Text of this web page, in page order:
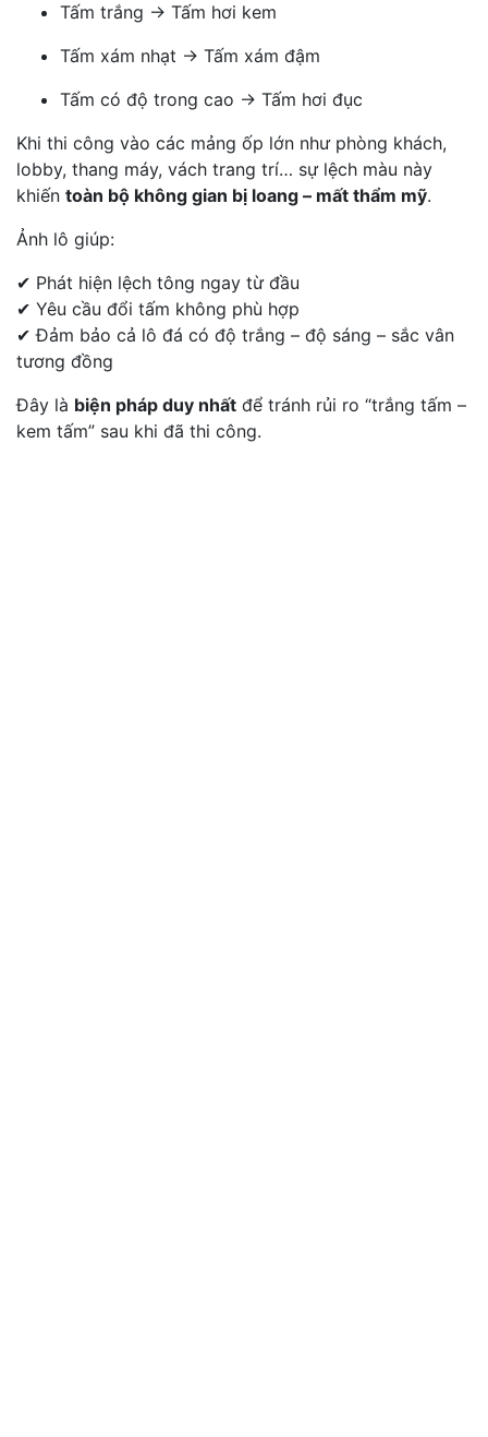
Tấm trắng → Tấm hơi kem
Tấm xám nhạt → Tấm xám đậm
Tấm có độ trong cao → Tấm hơi đục
Khi thi công vào các mảng ốp lớn như phòng khách,
lobby, thang máy, vách trang trí… sự lệch màu này
khiến toàn bộ không gian bị loang – mất thẩm mỹ.
Ảnh lô giúp:
✔ Phát hiện lệch tông ngay từ đầu
✔ Yêu cầu đổi tấm không phù hợp
✔ Đảm bảo cả lô đá có độ trắng – độ sáng – sắc vân
tương đồng
Đây là biện pháp duy nhất để tránh rủi ro “trắng tấm –
kem tấm” sau khi đã thi công.